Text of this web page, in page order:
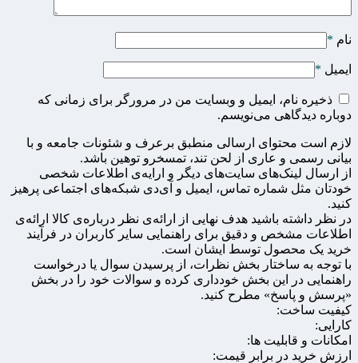
نام *
ایمیل *
ذخیره نام، ایمیل و وبسایت من در مرورگر برای زمانی که
دوباره دیدگاهی می‌نویسم.
لازم است محتوای ارسالی منطبق برعرف و شئونات جامعه و با
بیانی رسمی و عاری از لحن تند، تمسخرو توهین باشد.
از ارسال لینک‌های سایت‌های دیگر و ارایه‌ی اطلاعات شخصی
خودتان مثل شماره تماس، ایمیل و آی‌دی شبکه‌های اجتماعی پرهیز
کنید.
در نظر داشته باشید هدف نهایی از ارائه‌ی نظر درباره‌ی کالا ارائه‌ی
اطلاعات مشخص و دقیق برای راهنمایی سایر کاربران در فرآیند
خرید یک محصول توسط ایشان است.
با توجه به ساختار بخش نظرات، از پرسیدن سوال یا درخواست
راهنمایی در این بخش خودداری کرده و سوالات خود را در بخش
«پرسش و پاسخ» مطرح کنید.
کیفیت ساخت:
کارایی:
امکانات و قابلیت ها:
ارزش خرید در برابر قیمت: